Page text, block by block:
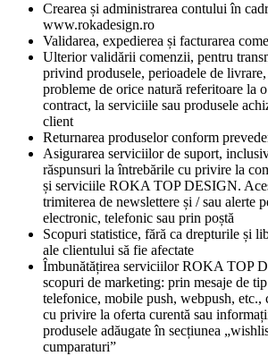
Crearea și administrarea contului în
www.rokadesign.ro
Validarea, expedierea și facturarea
Ulterior validării comenzii, pentru
privind produsele, perioadele de
probleme de orice natură referitoare la
contract, la serviciile sau produsele
client
Returnarea produselor conform
Asigurarea serviciilor de suport,
răspunsuri la întrebările cu privire la
și serviciile ROKA TOP DESIGN.
trimiterea de newslettere și / sau alerte
electronic, telefonic sau prin poștă
Scopuri statistice, fără ca drepturile și
ale clientului să fie afectate
Îmbunătățirea serviciilor ROKA TOP
scopuri de marketing: prin mesaje de
telefonice, mobile push, webpush,
cu privire la oferta curentă sau
produsele adăugate în secțiunea
cumparaturi”